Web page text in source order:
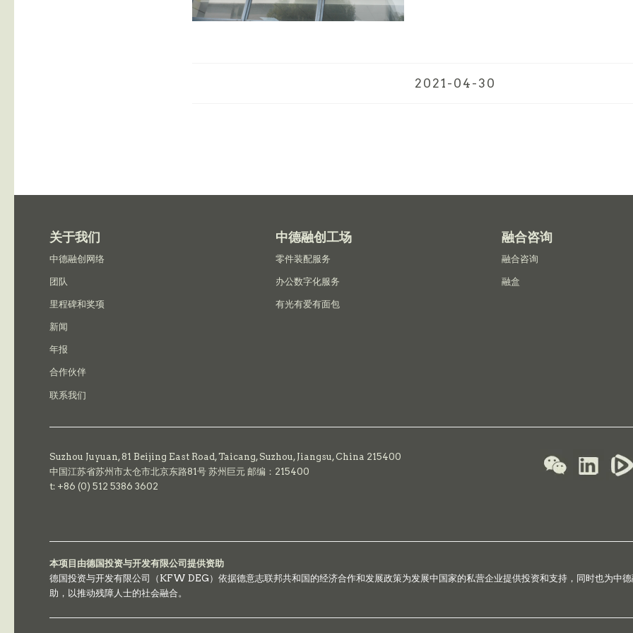
2021-04-30
关于我们
中德融创网络
团队
里程碑和奖项
新闻
年报
合作伙伴
联系我们
中德融创工场
零件装配服务
办公数字化服务
有光有爱有面包
融合咨询
融合咨询
融盒
Suzhou Juyuan, 81 Beijing East Road,Taicang,Suzhou, Jiangsu, China 215400
中国江苏省苏州市太仓市北京东路81号 苏州巨元 邮编：215400
t: +86 (0) 512 5386 3602
本项目由德国投资与开发有限公司提供资助
德国投资与开发有限公司（KFW DEG）依据德意志联邦共和国的经济合作和发展政策为发展中国家的私营企业提供投资和支持，同时也为中
助，以推动残障人士的社会融合。